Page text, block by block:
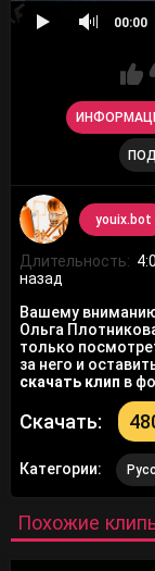
00:00
youix.bot
Длительность:
назад
Вашему
Ольга
только
за него и
скачать клип в
Скачать:
Категории:
Похожие